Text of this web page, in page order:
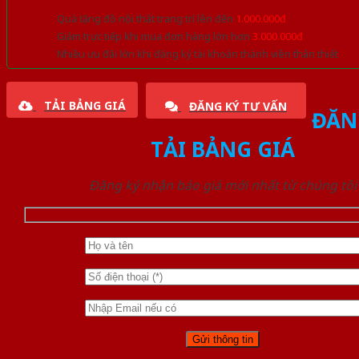
Quà tặng đồ nội thất trang trí lên đến 1.000.000đ
Giảm trực tiếp khi mua đơn hàng lớn hơn 3.000.000đ
Nhiều ưu đãi lớn khi đăng ký tài khoản thành viên thân thiết
TẢI BẢNG GIÁ ĐĂNG KÝ TƯ VẤN
TẢI BẢNG GIÁ
Đăng ký nhận báo giá mới nhất từ chúng tôi